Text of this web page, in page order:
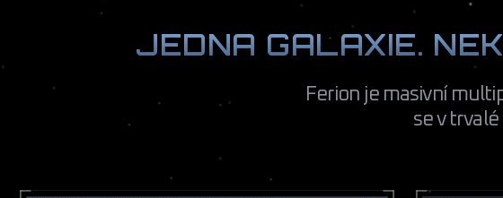
JEDNA GALAXIE.
Ferion je masivní
se v